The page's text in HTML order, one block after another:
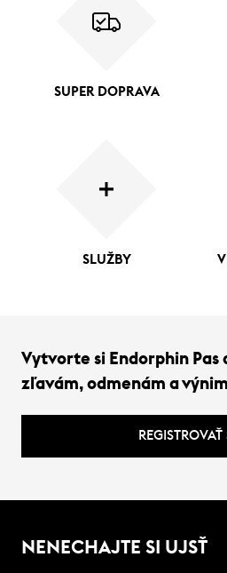
SUPER DOPRAVA
SLUŽBY
Vytvorte si Endorphin Pas
zľavám, odmenám a
REGISTROVAŤ
NENECHAJTE SI UJSŤ